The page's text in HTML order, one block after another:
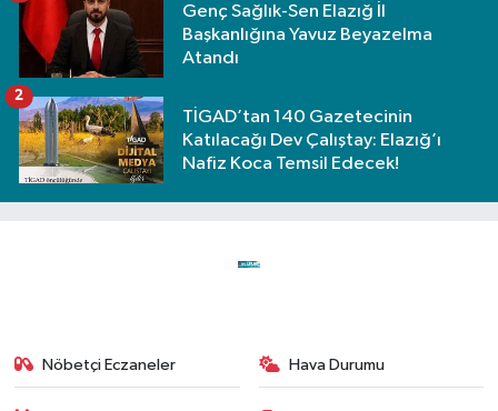
Genç Sağlık-Sen Elazığ İl
Başkanlığına Yavuz Beyazelma
Atandı
TİGAD’tan 140 Gazetecinin
Katılacağı Dev Çalıştay: Elazığ’ı
Nafiz Koca Temsil Edecek!
2
Nöbetçi Eczaneler Hava Durumu